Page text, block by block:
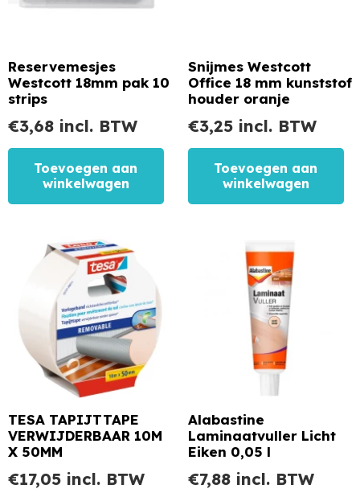
Reservemesjes
Westcott 18mm pak 10
strips
€3,68 incl. BTW
Toevoegen aan
winkelwagen
Snijmes Westcott
Office 18 mm kunststof
houder oranje
€3,25 incl. BTW
Toevoegen aan
winkelwagen
TESA TAPIJTTAPE
VERWIJDERBAAR 10M
X 50MM
€17,05 incl. BTW
Alabastine
Laminaatvuller Licht
Eiken 0,05 l
€7,88 incl. BTW